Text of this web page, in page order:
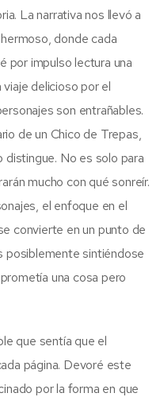
La narrativa nos llevó a
donde cada
por impulso lectura una
delicioso por el
son entrañables.
de un Chico de Trepas,
distingue. No es solo para
mucho con qué sonreír.
el enfoque en el
convierte en un punto de
posiblemente sintiéndose
una cosa pero
que sentía que el
página. Devoré este
por la forma en que